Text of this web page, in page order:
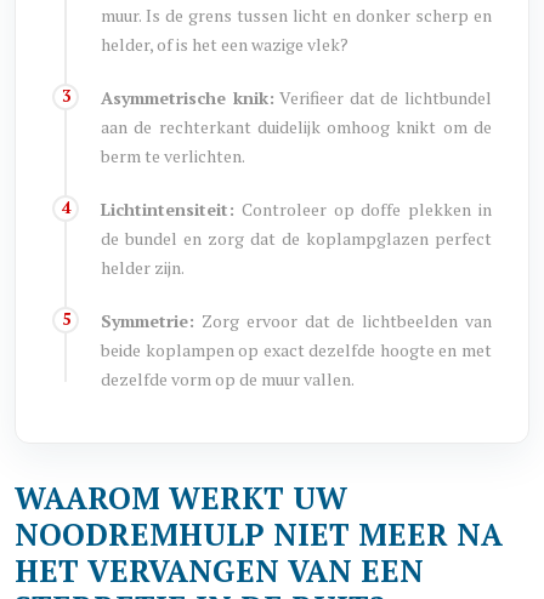
muur. Is de grens tussen licht en donker scherp en
helder, of is het een wazige vlek?
Asymmetrische knik: Verifieer dat de lichtbundel
aan de rechterkant duidelijk omhoog knikt om de
berm te verlichten.
Lichtintensiteit: Controleer op doffe plekken in
de bundel en zorg dat de koplampglazen perfect
helder zijn.
Symmetrie: Zorg ervoor dat de lichtbeelden van
beide koplampen op exact dezelfde hoogte en met
dezelfde vorm op de muur vallen.
WAAROM WERKT UW
NOODREMHULP NIET MEER NA
HET VERVANGEN VAN EEN